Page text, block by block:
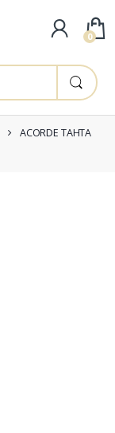
ACORDE TAHTA
0